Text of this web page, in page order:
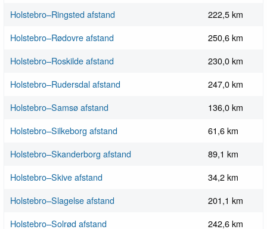
Holstebro–Ringsted afstand
222,5 km
Holstebro–Rødovre afstand
250,6 km
Holstebro–Roskilde afstand
230,0 km
Holstebro–Rudersdal afstand
247,0 km
Holstebro–Samsø afstand
136,0 km
Holstebro–Silkeborg afstand
61,6 km
Holstebro–Skanderborg afstand
89,1 km
Holstebro–Skive afstand
34,2 km
Holstebro–Slagelse afstand
201,1 km
Holstebro–Solrød afstand
242,6 km